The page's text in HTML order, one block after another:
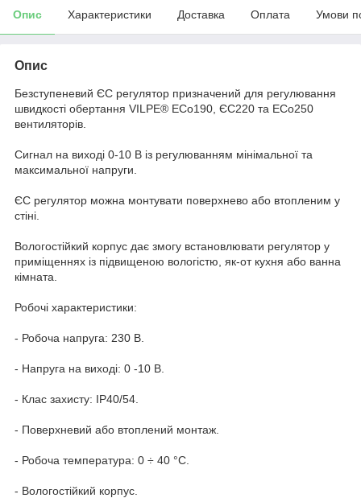
Опис Характеристики Доставка Оплата Умови
Опис
Безступеневий ЄС регулятор призначений для регулювання
швидкості обертання VILPE® ECo190, ЄС220 та ECo250
вентиляторів.
Сигнал на виході 0-10 В із регулюванням мінімальної та
максимальної напруги.
ЄС регулятор можна монтувати поверхнево або втопленим у
стіні.
Вологостійкий корпус дає змогу встановлювати регулятор у
приміщеннях із підвищеною вологістю, як-от кухня або ванна
кімната.
Робочі характеристики:
- Робоча напруга: 230 В.
- Напруга на виході: 0 -10 В.
- Клас захисту: IP40/54.
- Поверхневий або втоплений монтаж.
- Робоча температура: 0 ÷ 40 °C.
- Вологостійкий корпус.